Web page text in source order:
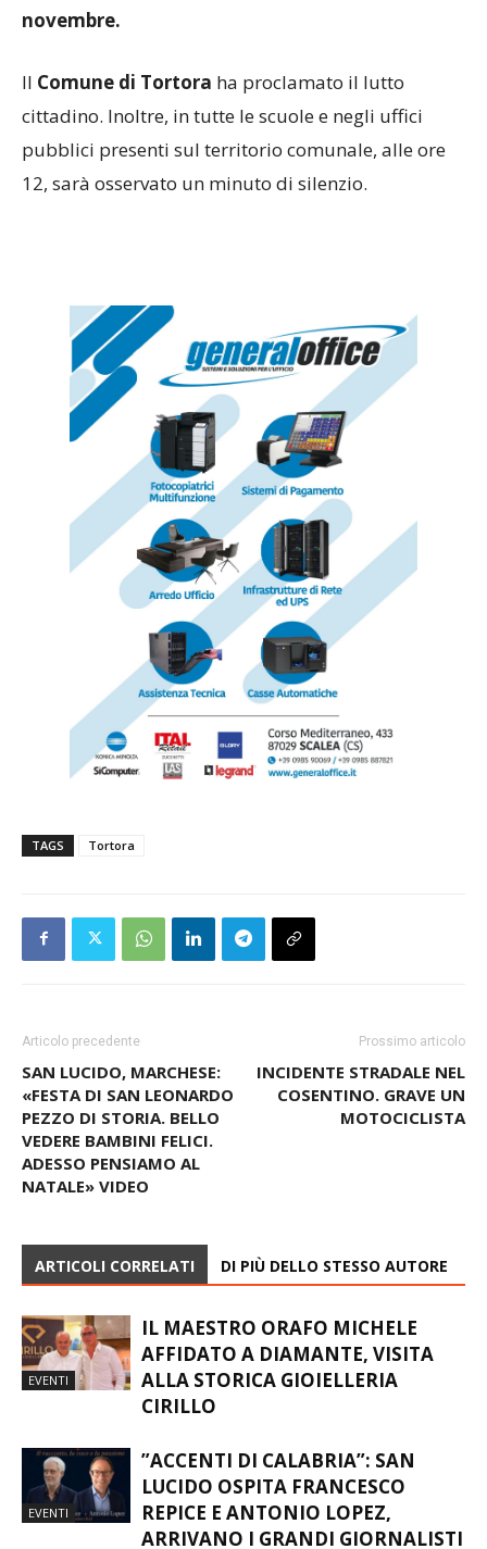
novembre.
Il Comune di Tortora ha proclamato il lutto
cittadino. Inoltre, in tutte le scuole e negli uffici
pubblici presenti sul territorio comunale, alle ore
12, sarà osservato un minuto di silenzio.
TAGS Tortora
Articolo precedente
SAN LUCIDO, MARCHESE:
«FESTA DI SAN LEONARDO
PEZZO DI STORIA. BELLO
VEDERE BAMBINI FELICI.
ADESSO PENSIAMO AL
NATALE» VIDEO
Prossimo articolo
INCIDENTE STRADALE NEL
COSENTINO. GRAVE UN
MOTOCICLISTA
ARTICOLI CORRELATI DI PIÙ DELLO STESSO AUTORE
EVENTI
IL MAESTRO ORAFO MICHELE
AFFIDATO A DIAMANTE, VISITA
ALLA STORICA GIOIELLERIA
CIRILLO
EVENTI
​”ACCENTI DI CALABRIA”: SAN
LUCIDO OSPITA FRANCESCO
REPICE E ANTONIO LOPEZ,
ARRIVANO I GRANDI GIORNALISTI